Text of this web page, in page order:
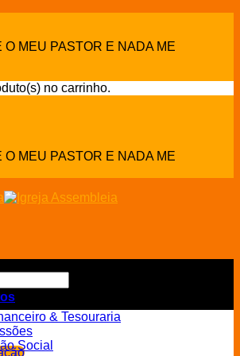
O MEU PASTOR E NADA ME
no carrinho.
O MEU PASTOR E NADA ME
& Tesouraria
Social